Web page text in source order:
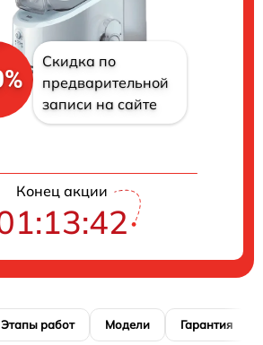
Скидка по
предварительной
записи на сайте
Конец акции
Этапы работ Модели Гарантия